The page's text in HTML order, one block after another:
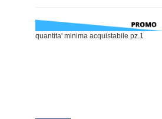
quantita' minima acquistabile pz.1